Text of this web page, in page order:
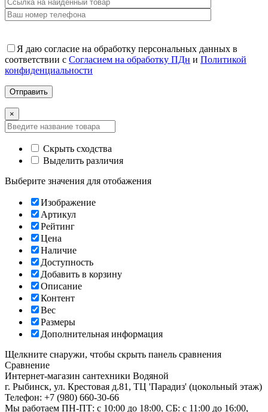
Я даю согласие на обработку персональных данных в
соответствии с Согласием на обработку ПДн и Политикой
конфиденциальности
×
Скрыть сходства
Выделить различия
Выберите значения для отобажения
Изображение
Артикул
Рейтинг
Цена
Наличие
Доступность
Добавить в корзину
Описание
Контент
Вес
Размеры
Дополнительная информация
Щелкните снаружи, чтобы скрыть панель сравнения
Сравнение
Интернет-магазин сантехники Водяной
г. Рыбинск, ул. Крестовая д.81, ТЦ 'Парадиз' (цокольный этаж)
Телефон: +7 (980) 660-30-66
Мы работаем ПН-ПТ: с 10:00 до 18:00, СБ: с 11:00 до 16:00,